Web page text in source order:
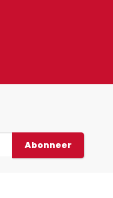
Abonneer